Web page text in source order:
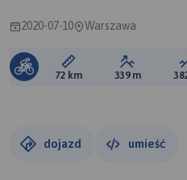
2020-07-10 Warszawa
Długość trasy:
72 km Suma
339 m
dojazd umieść